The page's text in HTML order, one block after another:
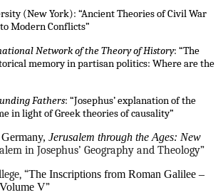
(New York): “Ancient Theories of Civil War
Modern Conflicts”
Network of the Theory of History: “The
memory in partisan politics: Where are the
Fathers: “Josephus’ explanation of the
in light of Greek theories of causality”
Jerusalem through the Ages: New
in Josephus’ Geography and Theology”
“The Inscriptions from Roman Galilee –
V”